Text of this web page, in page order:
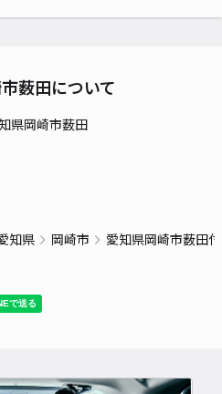
薮田について
県岡崎市薮田
知県 岡崎市 愛知県岡崎市薮田